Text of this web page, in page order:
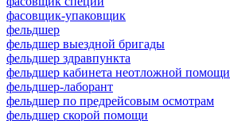
фасовщик-упаковщик
фельдшер
фельдшер выездной бригады
фельдшер здравпункта
фельдшер кабинета неотложной помощи
фельдшер-лаборант
фельдшер по предрейсовым осмотрам
фельдшер скорой помощи